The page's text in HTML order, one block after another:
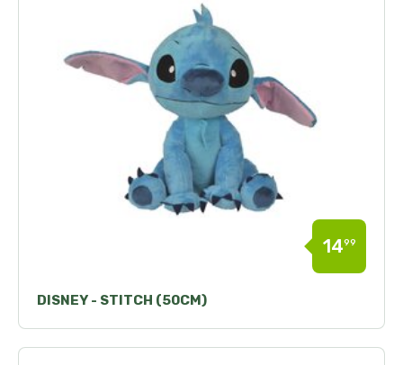
DISNEY - STITCH (50CM)
1499